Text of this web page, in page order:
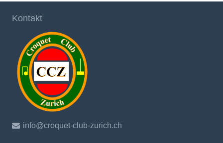
Kontakt
info@croquet-club-zurich.ch